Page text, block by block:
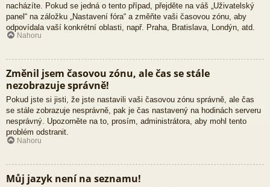
nacházíte. Pokud se jedná o tento případ, přejděte na váš „Uživatelský
panel“ na záložku „Nastavení fóra“ a změňte vaši časovou zónu, aby
odpovídala vaší konkrétní oblasti, např. Praha, Bratislava, Londýn, atd.
Nahoru
Změnil jsem časovou zónu, ale čas se stále
nezobrazuje správně!
Pokud jste si jisti, že jste nastavili vaši časovou zónu správně, ale čas
se stále zobrazuje nesprávně, pak je čas nastavený na hodinách serveru
nesprávný. Upozorněte na to, prosím, administrátora, aby mohl tento
problém odstranit.
Nahoru
Můj jazyk není na seznamu!